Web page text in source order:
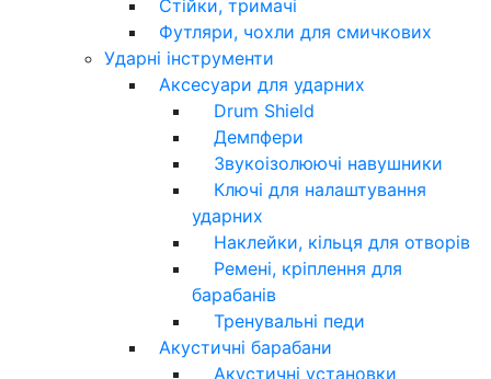
Стійки, тримачі
Футляри, чохли для смичкових
Ударні інструменти
Аксесуари для ударних
Drum Shield
Демпфери
Звукоізолюючі навушники
Ключі для налаштування
ударних
Наклейки, кільця для отворів
Ремені, кріплення для
барабанів
Тренувальні педи
Акустичні барабани
Акустичні установки